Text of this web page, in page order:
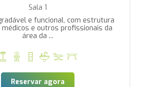
Sala 1
e funcional, com estrutura
médicos e outros profissionais da
área da ...
Reservar agora